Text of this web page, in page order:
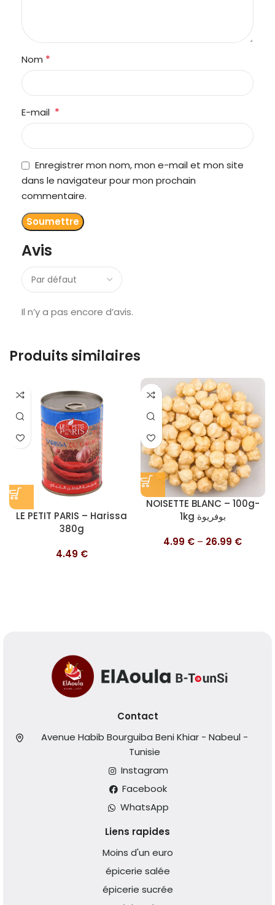
Avis
Il n’y a pas encore d’avis.
Nom *
E-mail *
Enregistrer mon nom, mon e-mail et mon site
dans le navigateur pour mon prochain
commentaire.
Produits similaires
LE PETIT PARIS – Harissa
380g
4.49 €
NOISETTE BLANC – 100g-
1kg بوفريوة
4.99 € – 26.99 €
Contact
Avenue Habib Bourguiba Beni Khiar - Nabeul -
Tunisie
Instagram
Facebook
WhatsApp
Liens rapides
Moins d'un euro
épicerie salée
épicerie sucrée